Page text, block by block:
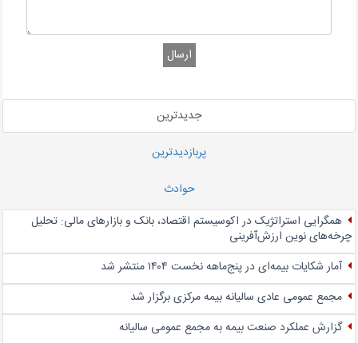
ارسال
جدیدترین
پربازدیدترین
حوادث
همگرایی استراتژیک در اکوسیستم اقتصاد، بانک و بازارهای مالی: تحلیل
چرخه‌های نوین ارزش‌آفرینی
آمار شکایات بیمه‌ای در پنج‌‌ماهه نخست ۱۴۰۴ منتشر شد
مجمع عمومی عادی سالیانه بیمه مرکزی برگزار شد
گزارش عملکرد صنعت بیمه به مجمع عمومی سالیانه